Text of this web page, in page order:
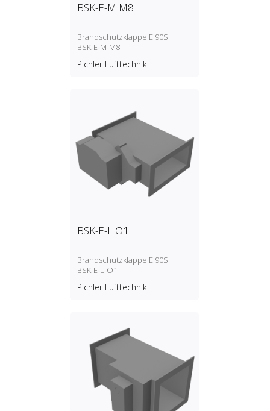
BSK-E-M M8
Brandschutzklappe EI90S
BSK‑E‑M‑M8
Pichler Lufttechnik
BSK-E-L O1
Brandschutzklappe EI90S
BSK‑E‑L‑O1
Pichler Lufttechnik